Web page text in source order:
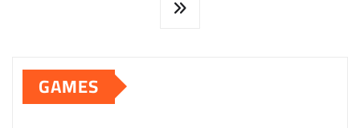
GAMES